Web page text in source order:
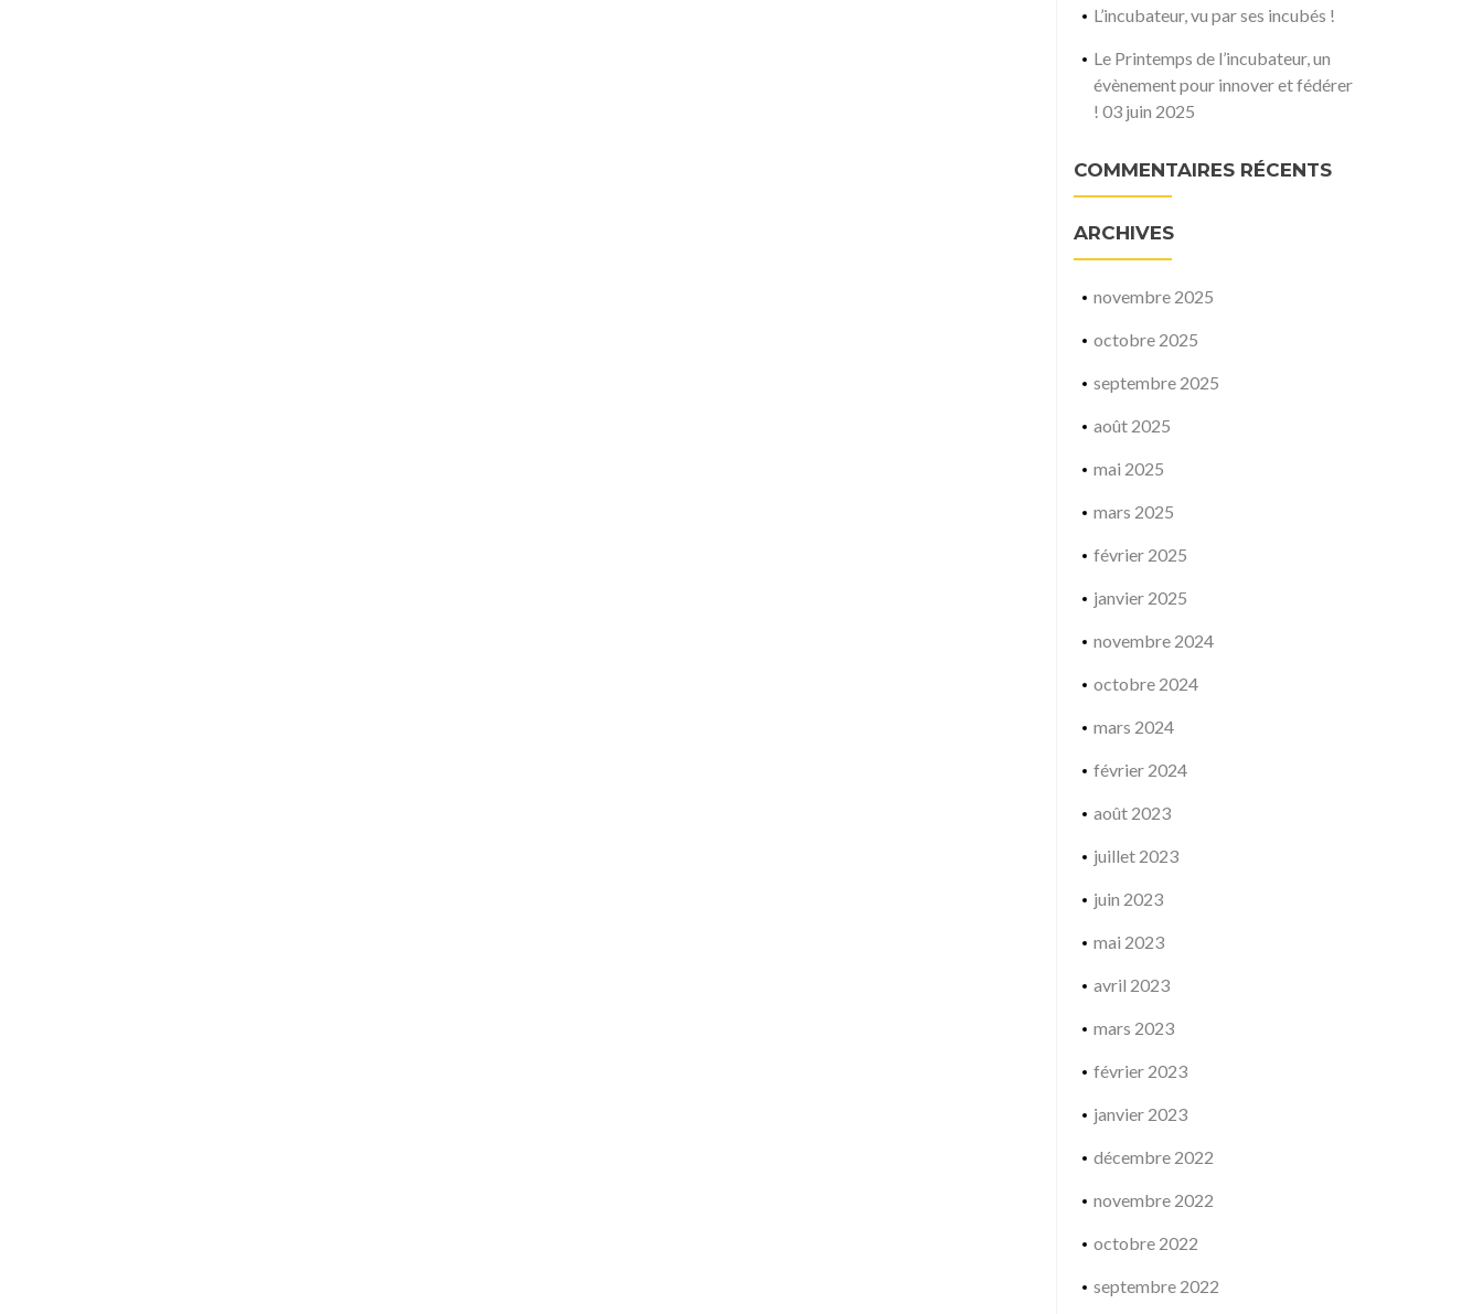
L’incubateur, vu par ses incubés !
Le Printemps de l’incubateur, un
évènement pour innover et fédérer
! 03 juin 2025
COMMENTAIRES RÉCENTS
ARCHIVES
novembre 2025
octobre 2025
septembre 2025
août 2025
mai 2025
mars 2025
février 2025
janvier 2025
novembre 2024
octobre 2024
mars 2024
février 2024
août 2023
juillet 2023
juin 2023
mai 2023
avril 2023
mars 2023
février 2023
janvier 2023
décembre 2022
novembre 2022
octobre 2022
septembre 2022